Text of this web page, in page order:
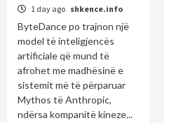
1 day ago shkence.info
ByteDance po trajnon një
model të inteligjencës
artificiale që mund të
afrohet me madhësinë e
sistemit më të përparuar
Mythos të Anthropic,
ndërsa kompanitë kineze...